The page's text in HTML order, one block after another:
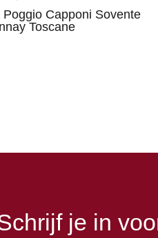
Poggio Capponi Sovente
Toscane
je in